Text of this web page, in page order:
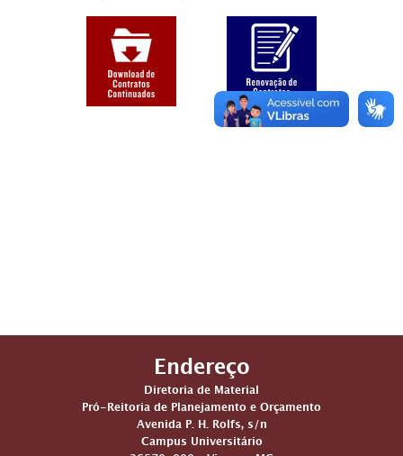
Endereço
Diretoria de Material
Pró-Reitoria de Planejamento e Orçamento
Avenida P. H. Rolfs, s/n
Campus Universitário